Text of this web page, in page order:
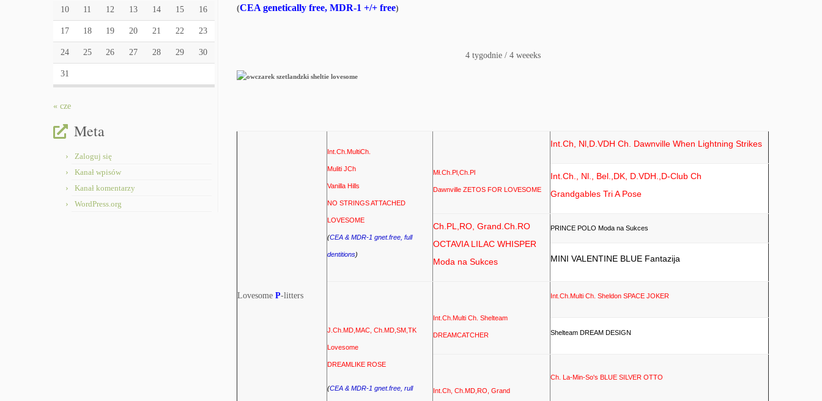
10 11 12 13 14 15 16
17 18 19 20 21 22 23
24 25 26 27 28 29 30
31
« cze
Meta
Zaloguj się
Kanał wpisów
Kanał komentarzy
WordPress.org
(CEA genetically free, MDR-1 +/+ free)
4 tygodnie / 4 weeeks
Lovesome P-litters
Int.Ch.MultiCh.
Muliti JCh
Vanilla Hills
NO STRINGS ATTACHED
LOVESOME
(CEA & MDR-1 gnet.free, full
dentitions)
Mł.Ch.Pl,Ch.Pl
Dawnville ZETOS FOR LOVESOME
Int.Ch, Nl,D.VDH Ch. Dawnville When Lightning Strikes
Int.Ch., Nl., Bel.,DK, D.VDH.,D-Club Ch
Grandgables Tri A Pose
Ch.PL,RO, Grand.Ch.RO
OCTAVIA LILAC WHISPER
Moda na Sukces
PRINCE POLO Moda na Sukces
MINI VALENTINE BLUE Fantazija
J.Ch.MD,MAC, Ch.MD,SM,TK
Lovesome
DREAMLIKE ROSE
(CEA & MDR-1 gnet.free, rull
Int.Ch.Multi Ch. Shelteam
DREAMCATCHER
Int.Ch.Multi Ch. Sheldon SPACE JOKER
Shelteam DREAM DESIGN
Int.Ch, Ch.MD,RO, Grand
Ch. La-Min-So's BLUE SILVER OTTO